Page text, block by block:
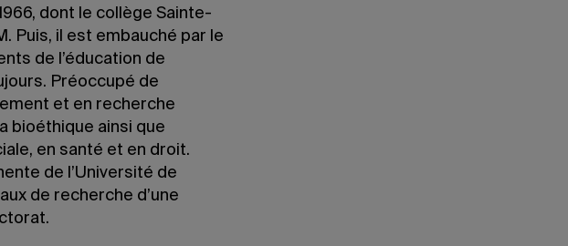
dont le collège Sainte-
Puis, il est embauché par le
de l’éducation de
Préoccupé de
et en recherche
bioéthique ainsi que
en santé et en droit.
de l’Université de
de recherche d’une